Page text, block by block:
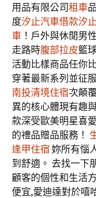
用品有限公司租車
度汐止汽車借款汐
車 ！戶外與休閒男
走路時腹部拉皮籃
活動比樣商品任你
穿著最新系列並征
南投清境住宿次顛
異的核心體現有趣
款深受歐美明星喜
的禮品贈品服務！
逢甲住宿 妳所有惱
到舒適。 去找一下
顧客的個性和生活
便宜,愛迪達對於嘻